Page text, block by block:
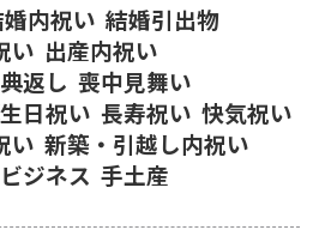
内祝い 結婚引出物
い 出産内祝い
返し 喪中見舞い
日祝い 長寿祝い 快気祝い
い 新築・引越し内祝い
ジネス 手土産